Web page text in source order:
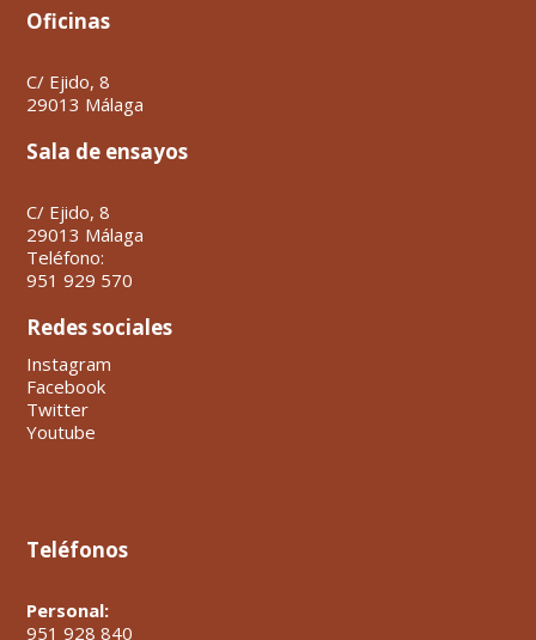
Oficinas
C/ Ejido, 8
29013 Málaga
Sala de ensayos
C/ Ejido, 8
29013 Málaga
Teléfono:
951 929 570
Redes sociales
Instagram
Facebook
Twitter
Youtube
Teléfonos
Personal:
951 928 840